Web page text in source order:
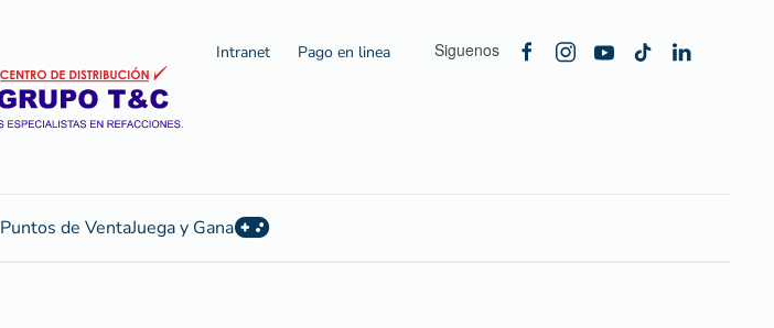
Intranet Pago en linea Siguenos
Puntos de VentaJuega y Gana